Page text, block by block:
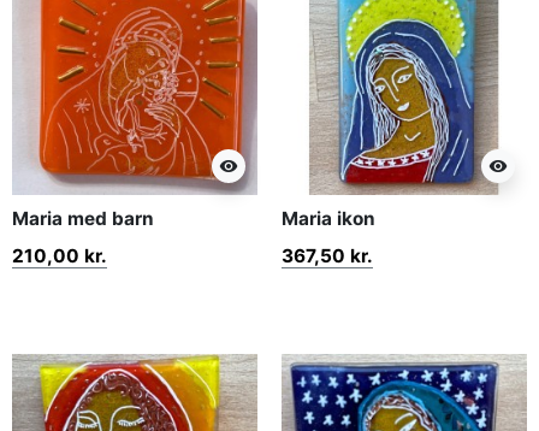
visibility
Maria med barn
210,00 kr.
visibility
Maria ikon
367,50 kr.